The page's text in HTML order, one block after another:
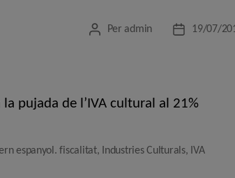
Autor
Per admin
Data19/07/
pujada de l’IVA cultural al 21%
espanyol. fiscalitat, Industries Culturals, IVA